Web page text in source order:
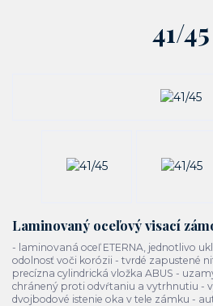
41/45
Laminovaný oceľový visací
- laminovaná oceľ ETERNA, jednotlivo
odolnosť voči korózii - tvrdé zapustené
precízna cylindrická vložka ABUS -
chránený proti odvŕtaniu a vytrhnutiu -
dvojbodové istenie oka v tele zámku -